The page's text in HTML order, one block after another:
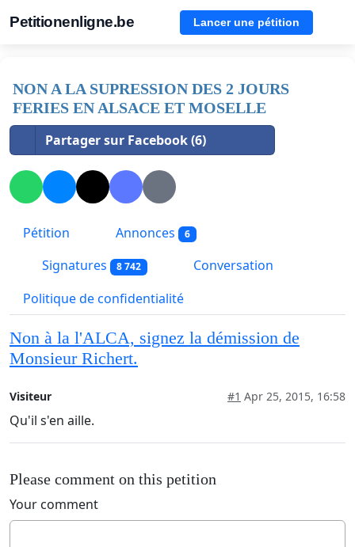
Petitionenligne.be Lancer une pétition
NON A LA SUPRESSION DES 2 JOURS
FERIES EN ALSACE ET MOSELLE
Partager sur Facebook (6)
Pétition Annonces 6
Signatures 8 742
Conversation
Politique de confidentialité
Non à la l'ALCA, signez la démission de
Monsieur Richert.
Visiteur #1 Apr 25, 2015, 16:58
Qu'il s'en aille.
Please comment on this petition
Your comment